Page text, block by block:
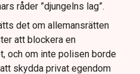
råder ”djungelns lag”.
det om allemansrätten
att blockera en
och om inte polisen borde
skydda privat egendom